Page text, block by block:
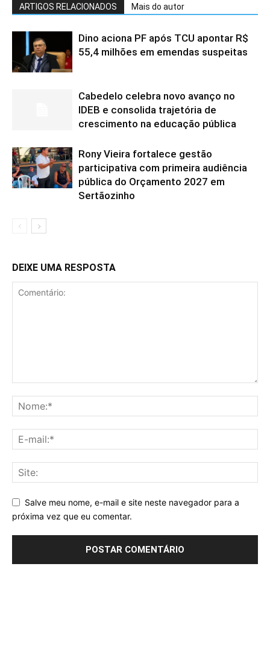
ARTIGOS RELACIONADOS Mais do autor
Dino aciona PF após TCU apontar R$
55,4 milhões em emendas suspeitas
Cabedelo celebra novo avanço no
IDEB e consolida trajetória de
crescimento na educação pública
Rony Vieira fortalece gestão
participativa com primeira audiência
pública do Orçamento 2027 em
Sertãozinho
DEIXE UMA RESPOSTA
Salve meu nome, e-mail e site neste navegador para a
próxima vez que eu comentar.